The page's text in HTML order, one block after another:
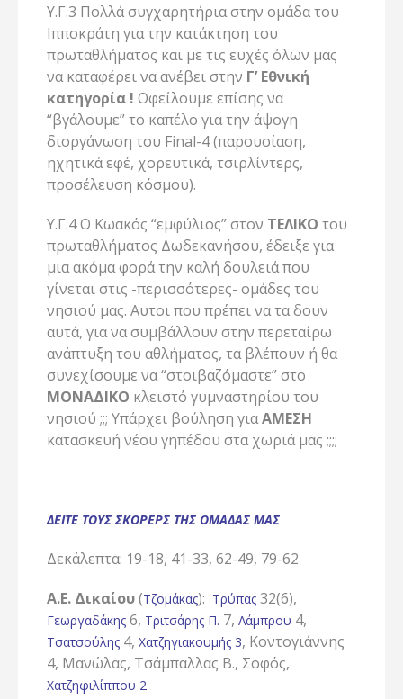
Υ.Γ.3 Πολλά συγχαρητήρια στην ομάδα του
Ιπποκράτη για την κατάκτηση του
πρωταθλήματος και με τις ευχές όλων μας
να καταφέρει να ανέβει στην Γ’ Εθνική
κατηγορία ! Οφείλουμε επίσης να
“βγάλουμε” το καπέλο για την άψογη
διοργάνωση του Final-4 (παρουσίαση,
ηχητικά εφέ, χορευτικά, τσιρλίντερς,
προσέλευση κόσμου).
Υ.Γ.4 Ο Κωακός “εμφύλιος” στον ΤΕΛΙΚΟ του
πρωταθλήματος Δωδεκανήσου, έδειξε για
μια ακόμα φορά την καλή δουλειά που
γίνεται στις -περισσότερες- ομάδες του
νησιού μας. Αυτοι που πρέπει να τα δουν
αυτά, για να συμβάλλουν στην περεταίρω
ανάπτυξη του αθλήματος, τα βλέπουν ή θα
συνεχίσουμε να “στοιβαζόμαστε” στο
ΜΟΝΑΔΙΚΟ κλειστό γυμναστηρίου του
νησιού ;;; Υπάρχει βούληση γιαΑΜΕΣΗ
κατασκευή νέου γηπέδου στα χωριά μας ;;;;
ΔΕΙΤΕ ΤΟΥΣ ΣΚΟΡΕΡΣ ΤΗΣ ΟΜΑΔΑΣ ΜΑΣ
Δεκάλεπτα: 19-18, 41-33, 62-49, 79-62
Α.Ε. Δικαίου(Τζομάκας): Τρύπας32(6),
Γεωργαδάκης6, Τριτσάρης Π. 7, Λάμπρου 4,
Τσατσούλης4, Χατζηγιακουμής 3, Κοντογιάννης
4, Μανώλας, Τσάμπαλλας Β., Σοφός,
Χατζηφιλίππου 2